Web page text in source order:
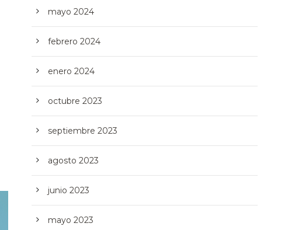
mayo 2024
febrero 2024
enero 2024
octubre 2023
septiembre 2023
agosto 2023
junio 2023
mayo 2023